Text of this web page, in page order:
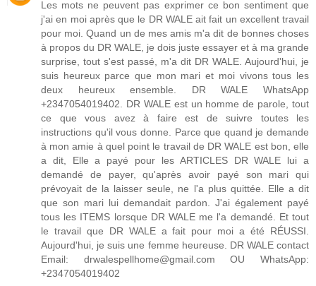
Les mots ne peuvent pas exprimer ce bon sentiment que
j'ai en moi après que le DR WALE ait fait un excellent travail
pour moi. Quand un de mes amis m'a dit de bonnes choses
à propos du DR WALE, je dois juste essayer et à ma grande
surprise, tout s'est passé, m'a dit DR WALE. Aujourd'hui, je
suis heureux parce que mon mari et moi vivons tous les
deux heureux ensemble. DR WALE WhatsApp
+2347054019402. DR WALE est un homme de parole, tout
ce que vous avez à faire est de suivre toutes les
instructions qu'il vous donne. Parce que quand je demande
à mon amie à quel point le travail de DR WALE est bon, elle
a dit, Elle a payé pour les ARTICLES DR WALE lui a
demandé de payer, qu'après avoir payé son mari qui
prévoyait de la laisser seule, ne l'a plus quittée. Elle a dit
que son mari lui demandait pardon. J'ai également payé
tous les ITEMS lorsque DR WALE me l'a demandé. Et tout
le travail que DR WALE a fait pour moi a été RÉUSSI.
Aujourd'hui, je suis une femme heureuse. DR WALE contact
Email: drwalespellhome@gmail.com OU WhatsApp:
+2347054019402